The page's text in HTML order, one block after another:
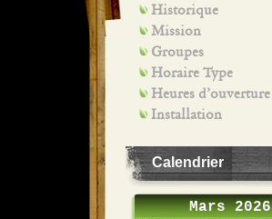
Historique
Mission
Groupes
Horaire Type
Heures d’ouverture
Installation
Calendrier
Mars 2026